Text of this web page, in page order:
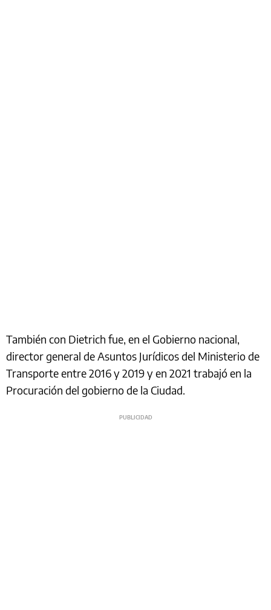
También con Dietrich fue, en el Gobierno nacional,
director general de Asuntos Jurídicos del Ministerio de
Transporte entre 2016 y 2019 y en 2021 trabajó en la
Procuración del gobierno de la Ciudad.